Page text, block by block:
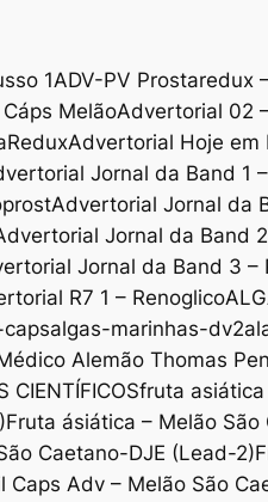
1ADV-PV Prostaredux
MelãoAdvertorial 02
Advertorial Hoje em
Jornal da Band 1
Advertorial Jornal da
Jornal da Band
Jornal da Band 3 –
R7 1 – Renoglico
algas-marinhas-dv2al
Alemão Thomas
CIENTÍFICOSfruta
Fruta ásiática – Melão
Caetano-DJE (Lead-2)
Caps Adv – Melão São